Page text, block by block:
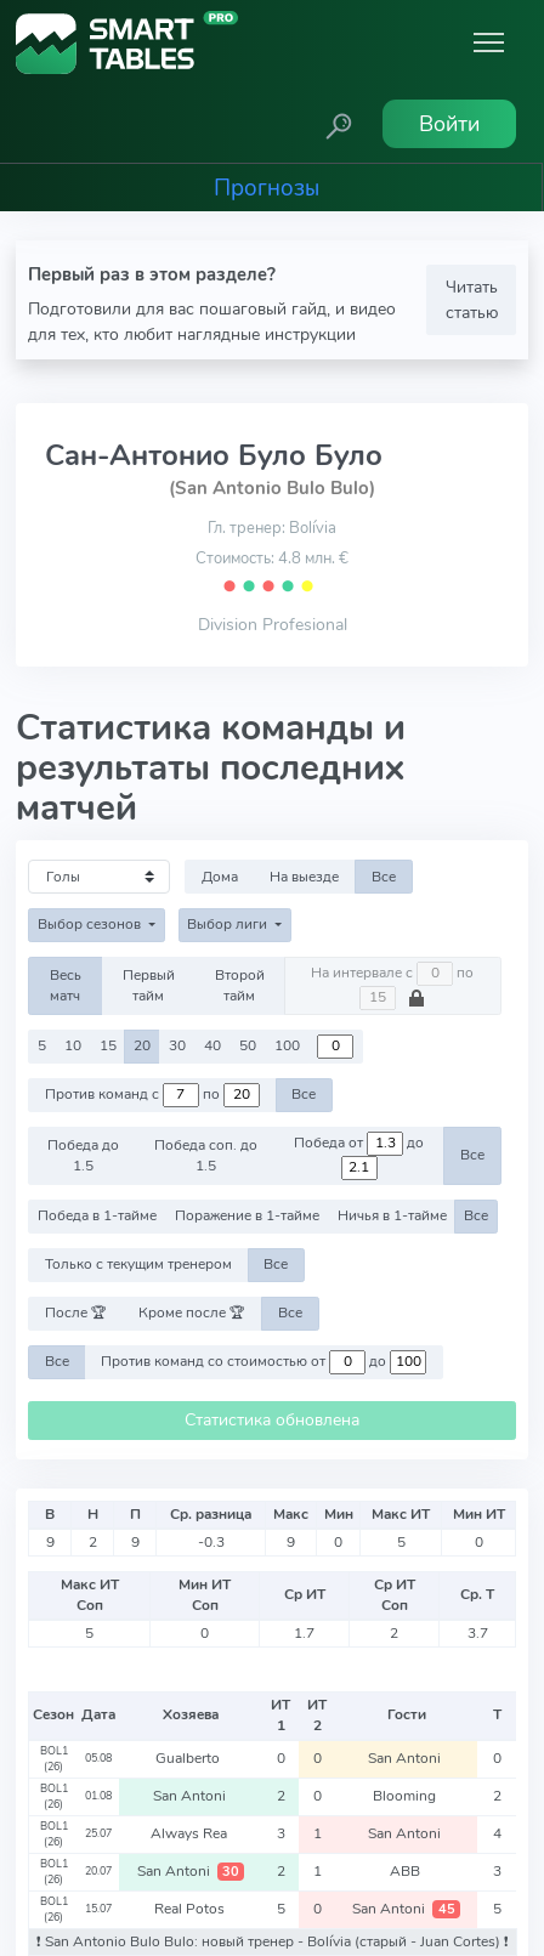
Войти
Прогнозы
Первый раз в этом разделе?
Подготовили для вас пошаговый гайд, и видео
для тех, кто любит наглядные инструкции
Читать
статью
Сан-Антонио Було Було
(San Antonio Bulo Bulo)
Гл. тренер: Bolívia
Стоимость: 4.8 млн. €
⬤ ⬤ ⬤ ⬤ ⬤
Division Profesional
Статистика команды и
результаты последних
матчей
Дома На выезде Все
Выбор сезонов Выбор лиги
Весь
матч
Первый
тайм
Второй
тайм
На интервале с по
5 10 15 20 30 40 50 100
Против команд с по Все
Победа до
1.5
Победа соп. до
1.5
Победа от до
Все
Победа в 1-тайме Поражение в 1-тайме Ничья в 1-тайме Все
Только с текущим тренером Все
После 🏆 Кроме после 🏆 Все
Все Против команд со стоимостью от до
Статистика обновлена
В Н П Ср. разница Макс Мин Макс ИТ
Мин ИТ
9
2 9 -0.3 9 0 5 0
Макс ИТ
Соп
Мин ИТ
Соп
Ср ИТ
Ср ИТ
Соп
Ср. Т
5
0 1.7 2 3.7
Сезон Дата Хозяева
ИТ
1
ИТ
2
Гости Т
BOL1
(26)
05.08 Gualberto 0 0 San Antoni 0
BOL1
(26)
01.08 San Antoni 2 0 Blooming 2
BOL1
(26)
25.07 Always Rea 3 1 San Antoni 4
BOL1
(26)
20.07 San Antoni 30 2 1 ABB 3
BOL1
(26)
15.07 Real Potos 5 0 San Antoni 45
5
❗️ San Antonio Bulo Bulo: новый тренер - Bolívia (старый - Juan Cortes) ❗️